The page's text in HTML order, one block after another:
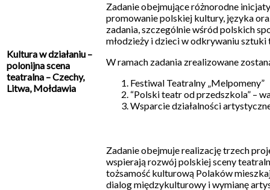
Kultura w działaniu –
polonijna scena
teatralna – Czechy,
Litwa, Mołdawia
Zadanie obejmujące różnorodne
promowanie polskiej kultury, języka
zadania, szczególnie wśród polskich
młodzieży i dzieci w odkrywaniu sztuki
W ramach zadania zrealizowane
Festiwal Teatralny „Melpomeny”
“Polski teatr od przedszkola” –
Wsparcie działalności
Zadanie obejmuje realizację trzech
wspierają rozwój polskiej sceny
tożsamość kulturową Polaków
dialog międzykulturowy i wymianę